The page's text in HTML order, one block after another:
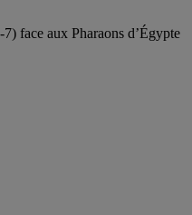
face aux Pharaons d’Égypte